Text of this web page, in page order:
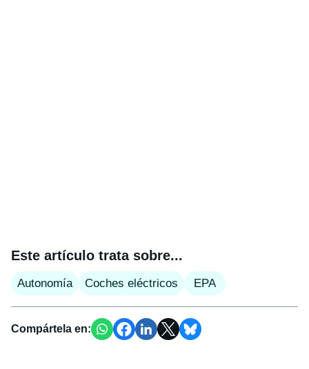
Este artículo trata sobre...
Autonomía Coches eléctricos EPA
Compártela en: